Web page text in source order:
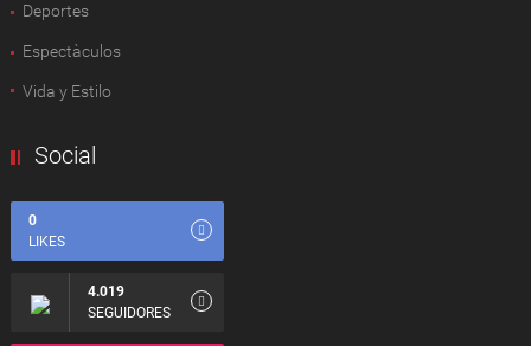
Deportes
Espectàculos
Vida y Estilo
Social
0
LIKES
4.019
SEGUIDORES